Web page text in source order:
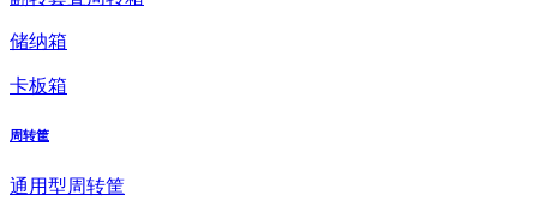
储纳箱
卡板箱
周转筐
通用型周转筐